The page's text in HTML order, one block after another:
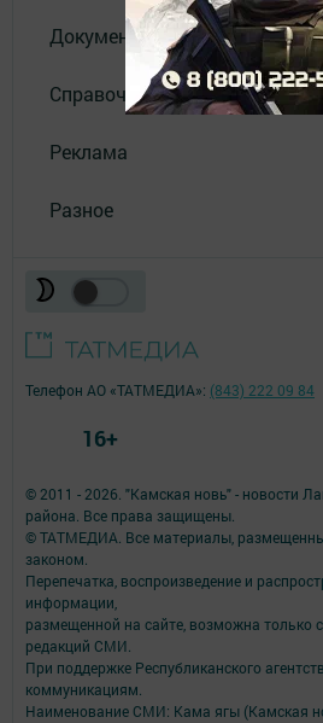
Документы
Справочник
Реклама
Разное
© 2011 - 2026. "Камская новь" - новости
района. Все права защищены.
© ТАТМЕДИА. Все материалы,
законом.
Перепечатка, воспроизведение и
информации,
размещенной на сайте, возможна только
редакций СМИ.
При поддержке Республиканского
коммуникациям.
Наименование СМИ: Кама ягы (Камская
Телефон АО «ТАТМЕДИА»: (843) 222 09 84
16+